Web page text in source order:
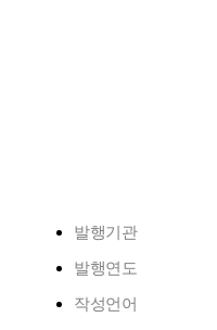
발행기관
발행연도
작성언어